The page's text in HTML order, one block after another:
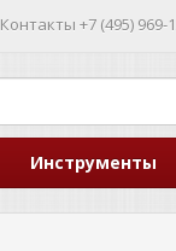
Контакты +7 (495) 969-
Инструменты